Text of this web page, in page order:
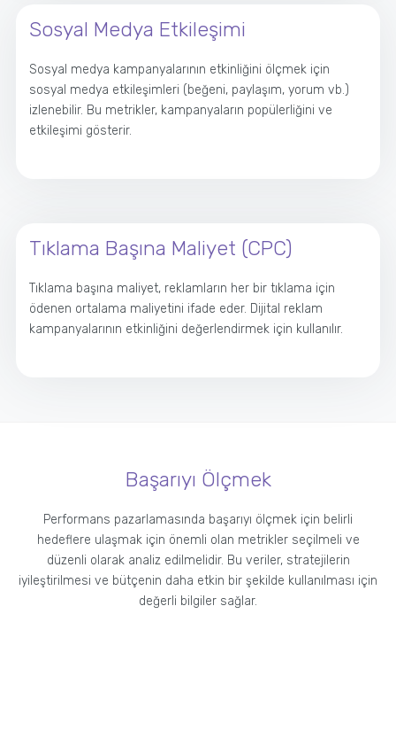
Sosyal Medya Etkileşimi
Sosyal medya kampanyalarının etkinliğini ölçmek için
sosyal medya etkileşimleri (beğeni, paylaşım, yorum vb.)
izlenebilir. Bu metrikler, kampanyaların popülerliğini ve
etkileşimi gösterir.
Tıklama Başına Maliyet (CPC)
Tıklama başına maliyet, reklamların her bir tıklama için
ödenen ortalama maliyetini ifade eder. Dijital reklam
kampanyalarının etkinliğini değerlendirmek için kullanılır.
Başarıyı Ölçmek
Performans pazarlamasında başarıyı ölçmek için belirli
hedeflere ulaşmak için önemli olan metrikler seçilmeli ve
düzenli olarak analiz edilmelidir. Bu veriler, stratejilerin
iyileştirilmesi ve bütçenin daha etkin bir şekilde kullanılması için
değerli bilgiler sağlar.